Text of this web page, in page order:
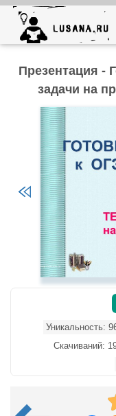
Презентация -
задачи на
Уникальность:
Скачиваний: